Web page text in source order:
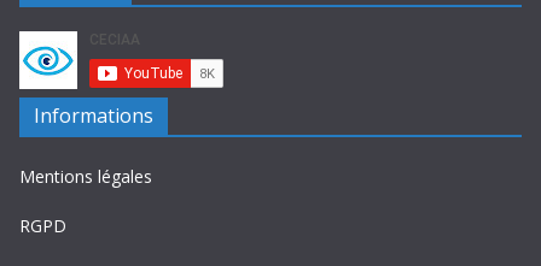
Informations
Mentions légales
RGPD